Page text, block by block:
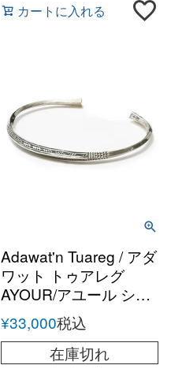
カートに入れる
Adawat'n Tuareg / アダ
ワット トゥアレグ
AYOUR/アユール シル
バーハンドメイドバン
グル
¥33,000税込
在庫切れ